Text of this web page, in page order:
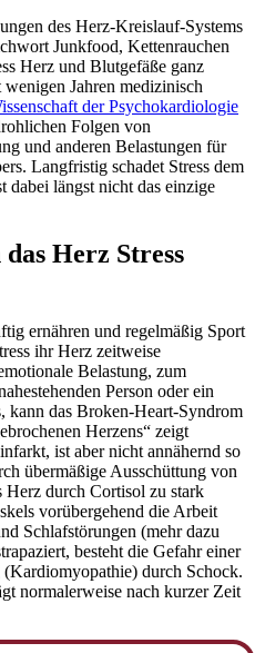
des Herz-Kreislauf-Systems
Junkfood, Kettenrauchen
Herz und Blutgefäße ganz
Jahren medizinisch
der Psychokardiologie
Folgen von
und anderen Belastungen für
Langfristig schadet Stress dem
dabei längst nicht das einzige
Herz Stress
ernähren und regelmäßig Sport
ihr Herz zeitweise
Belastung, zum
Person oder ein
kann das Broken-Heart-Syndrom
Herzens“ zeigt
ist aber nicht annähernd so
übermäßige Ausschüttung von
Herz durch Cortisol zu stark
vorübergehend die Arbeit
Schlafstörungen (mehr dazu
besteht die Gefahr einer
durch Schock.
normalerweise nach kurzer Zeit